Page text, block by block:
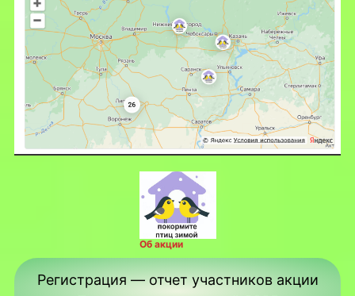
Об акции
Регистрация — отчет участников акции